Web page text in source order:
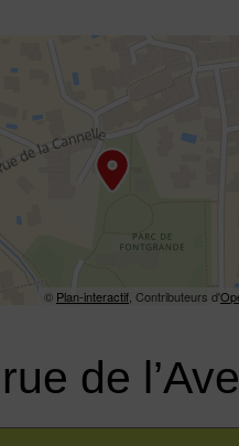
© Plan-interactif , Contributeurs d'
de